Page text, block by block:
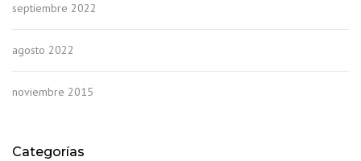
septiembre 2022
agosto 2022
noviembre 2015
Categorías